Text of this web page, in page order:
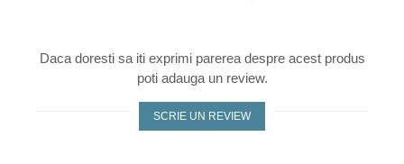
Daca doresti sa iti exprimi parerea despre acest produs
poti adauga un review.
SCRIE UN REVIEW